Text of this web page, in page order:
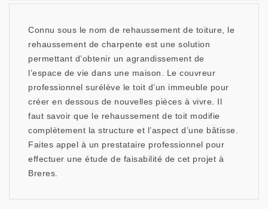
Connu sous le nom de rehaussement de toiture, le
rehaussement de charpente est une solution
permettant d’obtenir un agrandissement de
l’espace de vie dans une maison. Le couvreur
professionnel surélève le toit d’un immeuble pour
créer en dessous de nouvelles pièces à vivre. Il
faut savoir que le rehaussement de toit modifie
complètement la structure et l’aspect d’une bâtisse.
Faites appel à un prestataire professionnel pour
effectuer une étude de faisabilité de cet projet à
Breres.